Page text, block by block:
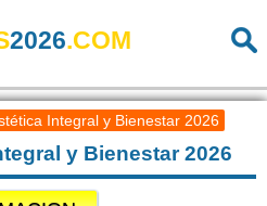
2026.COM
Integral y Bienestar 2026
y Bienestar 2026